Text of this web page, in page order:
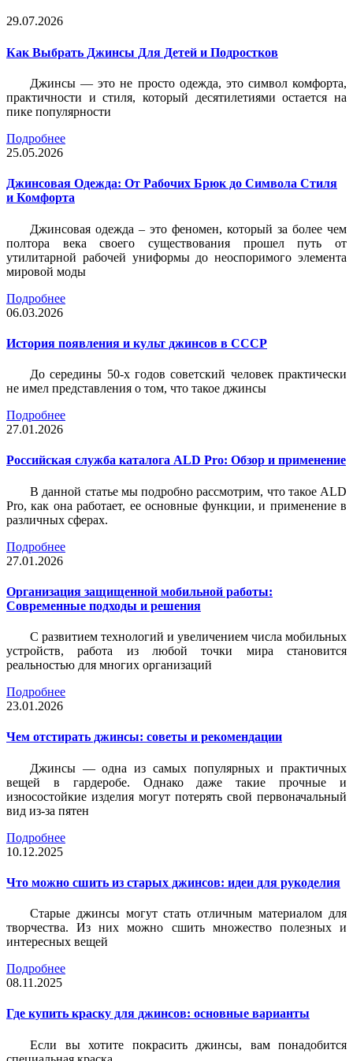
29.07.2026
Как Выбрать Джинсы Для Детей и Подростков
Джинсы — это не просто одежда, это символ комфорта,
практичности и стиля, который десятилетиями остается на
пике популярности
Подробнее
25.05.2026
Джинсовая Одежда: От Рабочих Брюк до Символа Стиля
и Комфорта
Джинсовая одежда – это феномен, который за более чем
полтора века своего существования прошел путь от
утилитарной рабочей униформы до неоспоримого элемента
мировой моды
Подробнее
06.03.2026
История появления и культ джинсов в СССР
До середины 50-х годов советский человек практически
не имел представления о том, что такое джинсы
Подробнее
27.01.2026
Российская служба каталога ALD Pro: Обзор и применение
В данной статье мы подробно рассмотрим, что такое ALD
Pro, как она работает, ее основные функции, и применение в
различных сферах.
Подробнее
27.01.2026
Организация защищенной мобильной работы:
Современные подходы и решения
С развитием технологий и увеличением числа мобильных
устройств, работа из любой точки мира становится
реальностью для многих организаций
Подробнее
23.01.2026
Чем отстирать джинсы: советы и рекомендации
Джинсы — одна из самых популярных и практичных
вещей в гардеробе. Однако даже такие прочные и
износостойкие изделия могут потерять свой первоначальный
вид из-за пятен
Подробнее
10.12.2025
Что можно сшить из старых джинсов: идеи для рукоделия
Старые джинсы могут стать отличным материалом для
творчества. Из них можно сшить множество полезных и
интересных вещей
Подробнее
08.11.2025
Где купить краску для джинсов: основные варианты
Если вы хотите покрасить джинсы, вам понадобится